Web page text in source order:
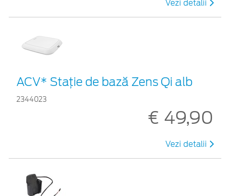
Vezi detalii
ACV* Stație de bază Zens Qi alb
2344023
€ 49,90
Vezi detalii